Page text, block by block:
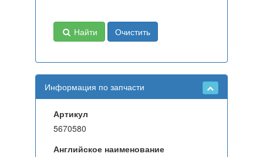
Найти Очистить
Информация по запчасти
Артикул
5670580
Английское наименование